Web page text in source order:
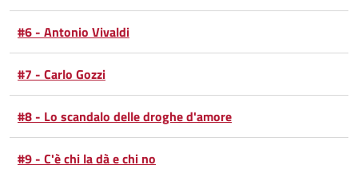
#6 - Antonio Vivaldi
#7 - Carlo Gozzi
#8 - Lo scandalo delle droghe d'amore
#9 - C'è chi la dà e chi no